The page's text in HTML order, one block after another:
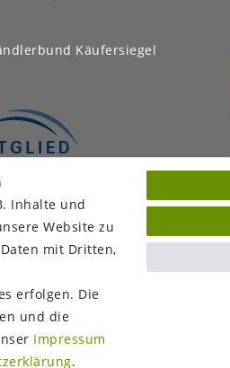
Inhalte und
Website zu
mit Dritten,
erfolgen. Die
und die
Impressum
.